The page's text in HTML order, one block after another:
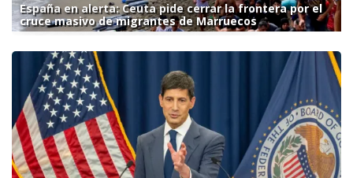
España en alerta: Ceuta pide cerrar la frontera por el
cruce masivo de migrantes de Marruecos